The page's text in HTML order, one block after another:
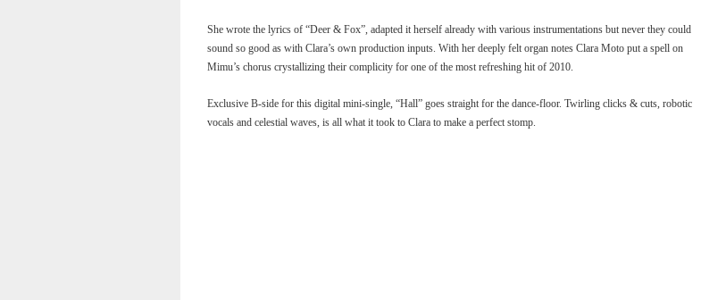
She wrote the lyrics of “Deer & Fox”, adapted it herself already with various instrumentations but never they could
sound so good as with Clara’s own production inputs. With her deeply felt organ notes Clara Moto put a spell on
Mimu’s chorus crystallizing their complicity for one of the most refreshing hit of 2010.
Exclusive B-side for this digital mini-single, “Hall” goes straight for the dance-floor. Twirling clicks & cuts, robotic
vocals and celestial waves, is all what it took to Clara to make a perfect stomp.